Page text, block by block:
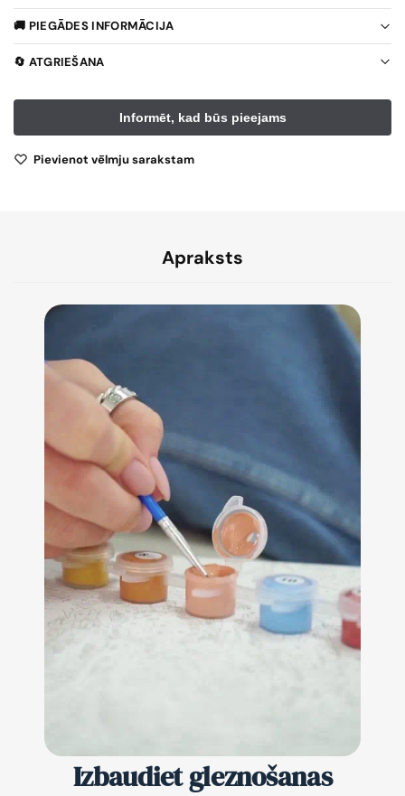
🚚 PIEGĀDES INFORMĀCIJA
🔄 ATGRIEŠANA
Pievienot vēlmju sarakstam
Apraksts
Izbaudiet gleznošanas